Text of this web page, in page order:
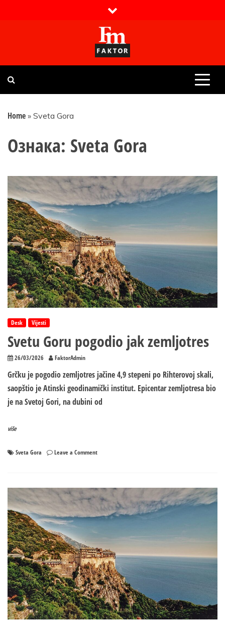
Faktor magazin
Uvijek presudan
Home » Sveta Gora
Ознака: Sveta Gora
Desk Vijesti
Svetu Goru pogodio jak zemljotres
26/03/2026 FaktorAdmin
Grčku je pogodio zemljotres jačine 4,9 stepeni po Rihterovoj skali,
saopštio je Atinski geodinamički institut. Epicentar zemljotresa bio
je na Svetoj Gori, na dubini od
više
Sveta Gora Leave a Commenton
jak
zemljotres